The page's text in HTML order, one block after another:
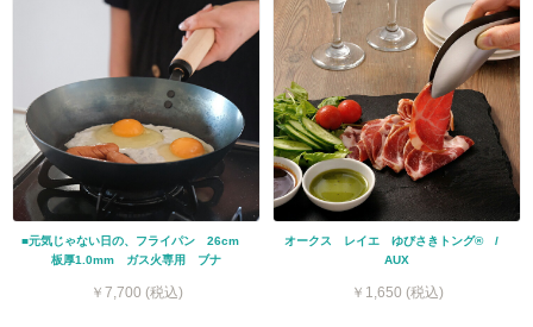
■元気じゃない日の、フライパン 26cm
板厚1.0mm ガス火専用 ブナ
￥7,700 (税込)
オークス レイエ ゆびさきトング® /
AUX
￥1,650 (税込)